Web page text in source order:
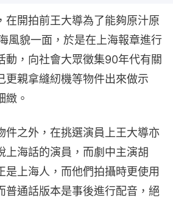
在開拍前王大導為了能夠原汁原
風貌一面，於是在上海報章進行
動，向社會大眾徵集90年代有關
更親拿縫紉機等物件出來做示
緻。
件之外，在挑選演員上王大導亦
上海話的演員，而劇中主演胡
是上海人，而他們拍攝時更使用
普通話版本是事後進行配音，絕